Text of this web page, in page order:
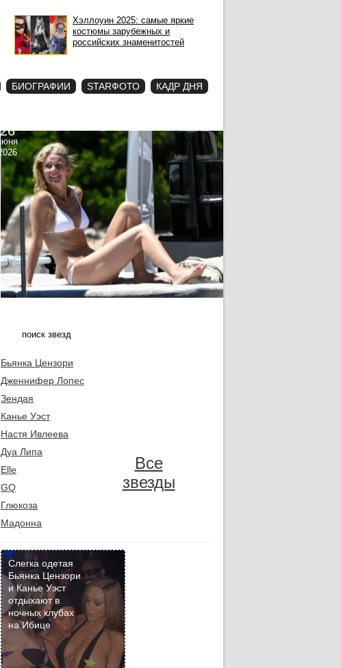
Хэллоуин 2025: самые яркие
костюмы зарубежных и
российских знаменитостей
БИОГРАФИИ STARФОТО КАДР ДНЯ
26
июня
2026
Бьянка Цензори
Дженнифер Лопес
Зендая
Канье Уэст
Настя Ивлеева
Дуа Липа
Elle
GQ
Глюкоза
Мадонна
Все
звезды
Слегка одетая
Бьянка Цензори
и Канье Уэст
отдыхают в
ночных клубах
на Ибице